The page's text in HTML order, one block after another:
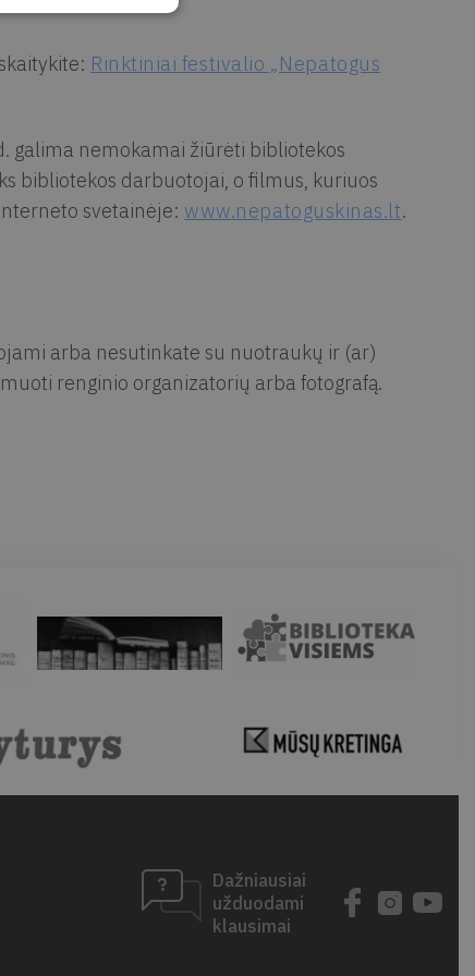
Rinktiniai festivalio „Nepatogus
galima nemokamai žiūrėti bibliotekos
bibliotekos darbuotojai, o filmus, kuriuos
interneto svetainėje: www.nepatoguskinas.lt.
arba nesutinkate su nuotraukų ir (ar)
renginio organizatorių arba fotografą.
Dažniausiai
užduodami
klausimai